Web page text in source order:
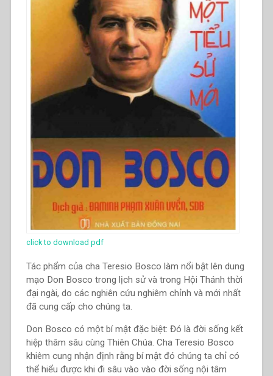
una
vita
sigillata
dall’amore”
in
“Quaderni
Nuova
serie-
5””
click to download pdf
Tác phẩm của cha Teresio Bosco làm nổi bật lên dung
mạo Don Bosco trong lịch sử và trong Hội Thánh thời
đại ngài, do các nghiên cứu nghiêm chỉnh và mới nhất
đã cung cấp cho chúng ta.
Don Bosco có một bí mật đặc biệt: Đó là đời sống kết
hiệp thâm sâu cùng Thiên Chúa. Cha Teresio Bosco
khiêm cung nhận định rằng bí mật đó chúng ta chỉ có
thể hiểu được khi đi sâu vào vào đời sống nội tâm